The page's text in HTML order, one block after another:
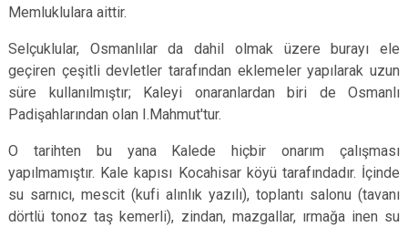
Memluklulara aittir.
Selçuklular, Osmanlılar da dahil olmak üzere burayı ele
geçiren çeşitli devletler tarafından eklemeler yapılarak uzun
süre kullanılmıştır; Kaleyi onaranlardan biri de Osmanlı
Padişahlarından olan I.Mahmut'tur.
O tarihten bu yana Kalede hiçbir onarım çalışması
yapılmamıştır. Kale kapısı Kocahisar köyü tarafındadır. İçinde
su sarnıcı, mescit (kufi alınlık yazılı), toplantı salonu (tavanı
dörtlü tonoz taş kemerli), zindan, mazgallar, ırmağa inen su